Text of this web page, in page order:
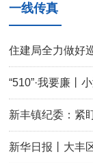
一线传真
住建局全力做好
“510”·我要廉丨
新丰镇纪委：紧
新华日报丨大丰区西团